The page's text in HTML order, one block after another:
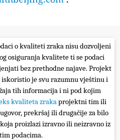
o kvaliteti zraka nisu dozvoljeni
osiguranja kvalitete ti se podaci
bez prethodne najave. Projekt
iskoristio je svu razumnu vještinu i
tih informacija i ni pod kojim
kvaliteta zrakaprojektni tim ili
prekršaj ili drugačije za bilo
proizlazi izravno ili neizravno iz
podacima.